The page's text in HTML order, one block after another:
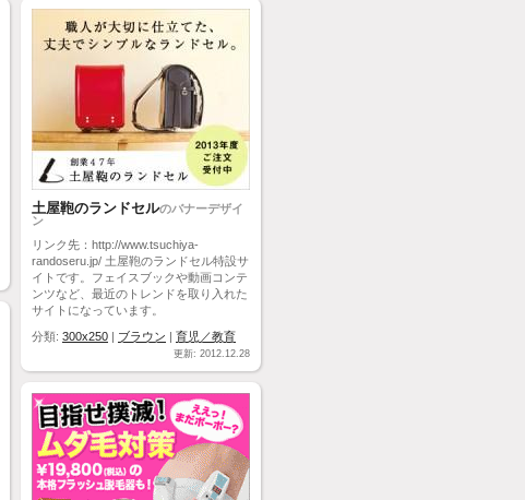
土屋鞄のランドセルのバナーデザイ
ン
リンク先：http://www.tsuchiya-
randoseru.jp/ 土屋鞄のランドセル特設サ
イトです。フェイスブックや動画コンテ
ンツなど、最近のトレンドを取り入れた
サイトになっています。
分類: 300x250 | ブラウン | 育児／教育
更新: 2012.12.28